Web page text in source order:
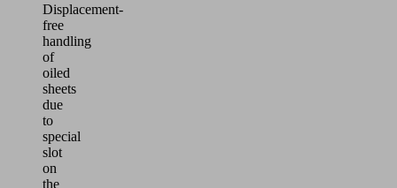
Displacement-
free
handling
of
oiled
sheets
due
to
special
slot
on
the